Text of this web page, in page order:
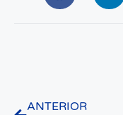
ANTERIOR